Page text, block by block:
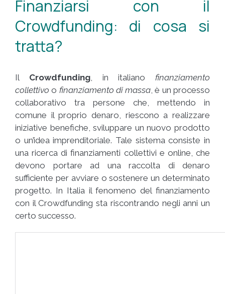
Finanziarsi con il
Crowdfunding: di cosa si
tratta?
Il Crowdfunding, in italiano finanziamento
collettivo o finanziamento di massa , è un processo
collaborativo tra persone che, mettendo in
comune il proprio denaro, riescono a realizzare
iniziative benefiche, sviluppare un nuovo prodotto
o un’idea imprenditoriale. Tale sistema consiste in
una ricerca di finanziamenti collettivi e online, che
devono portare ad una raccolta di denaro
sufficiente per avviare o sostenere un determinato
progetto. In Italia il fenomeno del finanziamento
con il Crowdfunding sta riscontrando negli anni un
certo successo.